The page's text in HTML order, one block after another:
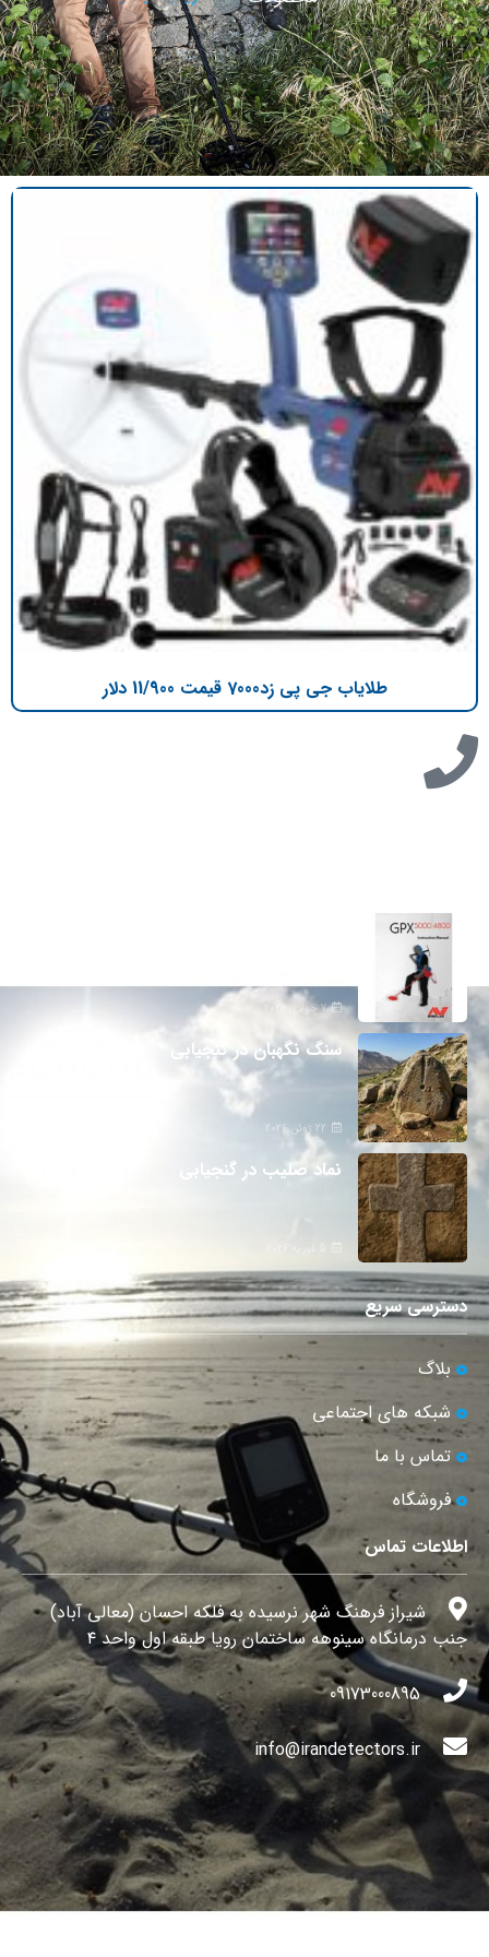
طلایاب جی پی زد7000 قیمت 11/900 دلار
7 جولای 2026
سنگ نگهبان در گنجیابی
22 ژوئن 2026
نماد صلیب در گنجیابی
دسترسی سریع
بلاگ
شبکه های اجتماعی
تماس با ما
فروشگاه
اطلاعات تماس
شیراز فرهنگ شهر نرسیده به فلکه احسان (معالی آباد)
جنب درمانگاه سینوهه ساختمان رویا طبقه اول واحد ۴
09173000895
info@irandetectors.ir